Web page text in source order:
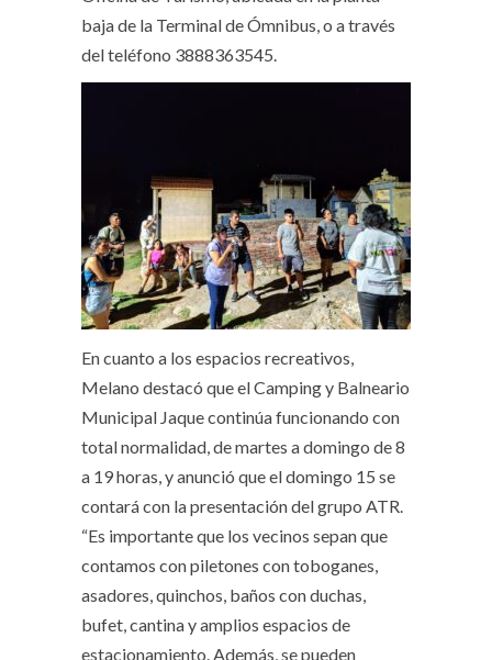
baja de la Terminal de Ómnibus, o a través
del teléfono 3888363545.
En cuanto a los espacios recreativos,
Melano destacó que el Camping y Balneario
Municipal Jaque continúa funcionando con
total normalidad, de martes a domingo de 8
a 19 horas, y anunció que el domingo 15 se
contará con la presentación del grupo ATR.
“Es importante que los vecinos sepan que
contamos con piletones con toboganes,
asadores, quinchos, baños con duchas,
bufet, cantina y amplios espacios de
estacionamiento. Además, se pueden